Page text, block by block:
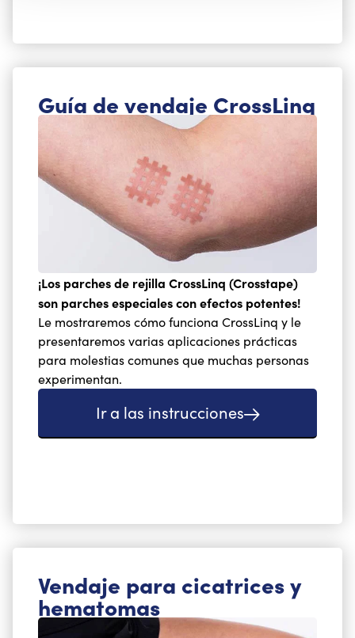
Guía de vendaje CrossLinq
¡Los parches de rejilla CrossLinq (Crosstape)
son parches especiales con efectos potentes!
Le mostraremos cómo funciona CrossLinq y le
presentaremos varias aplicaciones prácticas
para molestias comunes que muchas personas
experimentan.
Ir a las instrucciones
Vendaje para cicatrices y
hematomas